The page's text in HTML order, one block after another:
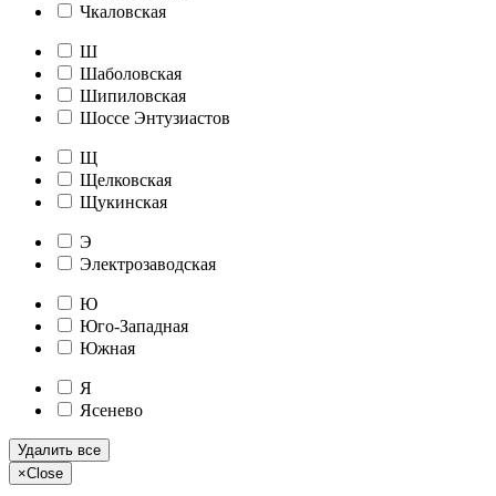
Чкаловская
Ш
Шаболовская
Шипиловская
Шоссе Энтузиастов
Щ
Щелковская
Щукинская
Э
Электрозаводская
Ю
Юго-Западная
Южная
Я
Ясенево
Удалить все
×Close